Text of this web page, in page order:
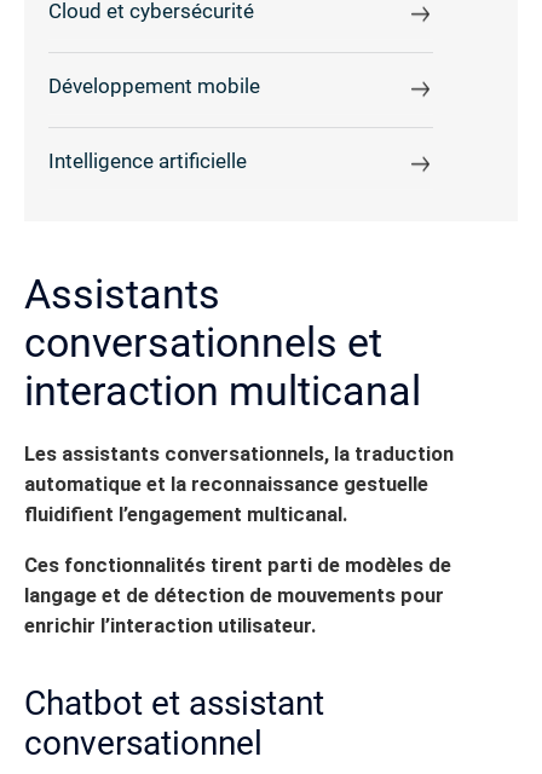
Cloud et cybersécurité
Développement mobile
Intelligence artificielle
Assistants
conversationnels et
interaction multicanal
Les assistants conversationnels, la traduction
automatique et la reconnaissance gestuelle
fluidifient l’engagement multicanal.
Ces fonctionnalités tirent parti de modèles de
langage et de détection de mouvements pour
enrichir l’interaction utilisateur.
Chatbot et assistant
conversationnel